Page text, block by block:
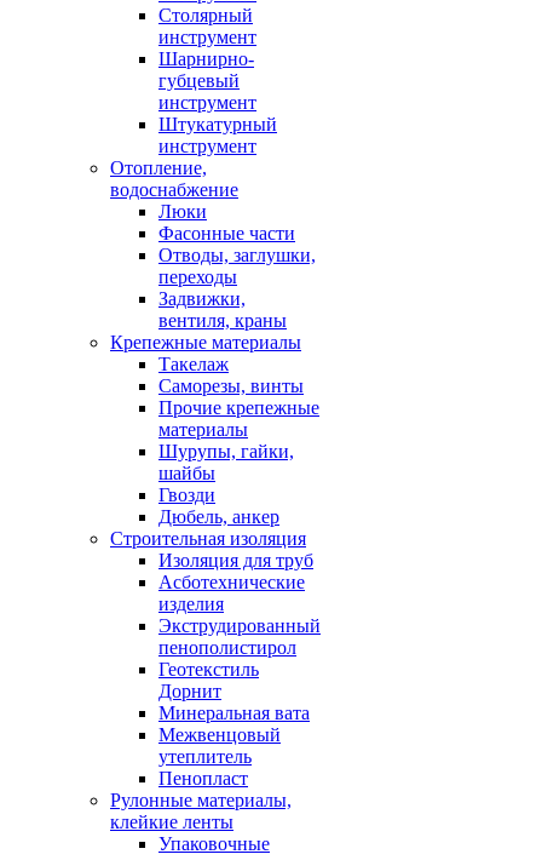
Столярный
инструмент
Шарнирно-
губцевый
инструмент
Штукатурный
инструмент
Отопление,
водоснабжение
Люки
Фасонные части
Отводы, заглушки,
переходы
Задвижки,
вентиля, краны
Крепежные материалы
Такелаж
Саморезы, винты
Прочие крепежные
материалы
Шурупы, гайки,
шайбы
Гвозди
Дюбель, анкер
Строительная изоляция
Изоляция для труб
Асботехнические
изделия
Экструдированный
пенополистирол
Геотекстиль
Дорнит
Минеральная вата
Межвенцовый
утеплитель
Пенопласт
Рулонные материалы,
клейкие ленты
Упаковочные